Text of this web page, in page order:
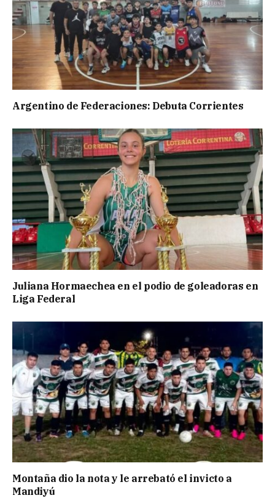
Argentino de Federaciones: Debuta Corrientes
Juliana Hormaechea en el podio de goleadoras en
Liga Federal
Montaña dio la nota y le arrebató el invicto a
Mandiyú